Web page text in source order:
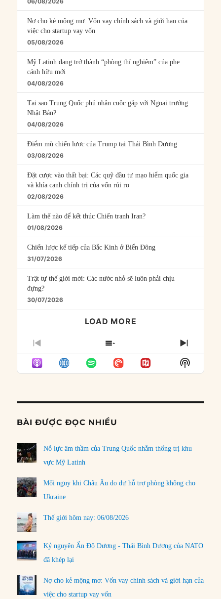
Nợ cho kẻ mộng mơ: Vốn vay chính sách và giới hạn của
việc cho startup vay vốn
05/08/2026
Mỹ Latinh đang trở thành “phòng thí nghiệm” của phe
cánh hữu mới
04/08/2026
Tại sao Trung Quốc phủ nhận cuộc gặp với Ngoại trưởng
Nhật Bản?
04/08/2026
Điểm mù chiến lược của Trump tại Thái Bình Dương
03/08/2026
Đặt cược vào thất bại: Các quỹ đầu tư mạo hiểm quốc gia
và khía cạnh chính trị của vốn rủi ro
02/08/2026
Làm thế nào để kết thúc Chiến tranh Iran?
01/08/2026
Chiến lược kế tiếp của Bắc Kinh ở Biển Đông
31/07/2026
Trật tự thế giới mới: Các nước nhỏ sẽ luôn phải chịu
đựng?
30/07/2026
LOAD MORE
PREVIOUS
EPISODE
SHOW
EPISODES
LIST
NEXT
Show
Podcast
BÀI ĐƯỢC ĐỌC NHIỀU
Nỗ lực âm thầm của Trung Quốc nhằm thống trị khu
vực Mỹ Latinh
Mối nguy khi Châu Âu do dự hỗ trợ phòng không cho
Ukraine
Thế giới hôm nay: 06/08/2026
Kỷ nguyên Ấn Độ Dương - Thái Bình Dương của NATO
đã khép lại
Nợ cho kẻ mộng mơ: Vốn vay chính sách và giới hạn của
việc cho startup vay vốn